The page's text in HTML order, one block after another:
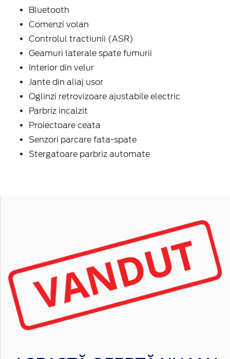
Bluetooth
Comenzi volan
Controlul tractiunii (ASR)
Geamuri laterale spate fumurii
Interior din velur
Jante din aliaj usor
Oglinzi retrovizoare ajustabile electric
Parbriz incalzit
Proiectoare ceata
Senzori parcare fata-spate
Stergatoare parbriz automate